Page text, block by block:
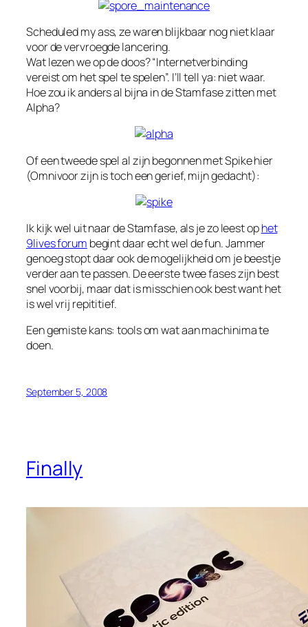
Scheduled my ass, ze waren blijkbaar nog niet klaar
voor de vervroegde lancering.
Wat lezen we op de doos? “Internetverbinding
vereist om het spel te spelen”. I’ll tell ya: niet waar.
Hoe zou ik anders al bijna in de Stamfase zitten met
Alpha?
Of een tweede spel al zijn begonnen met Spike hier
(Omnivoor zijn is toch een gerief, mijn gedacht):
Ik kijk wel uit naar de Stamfase, als je zo leest ophet
9lives forum begint daar echt wel de fun. Jammer
genoeg stopt daar ook de mogelijkheid om je beestje
verder aan te passen. De eerste twee fases zijn best
snel voorbij, maar dat is misschien ook best want het
is wel vrij repititief.
Een gemiste kans: tools om wat aan machinima te
doen.
September 5, 2008
Finally